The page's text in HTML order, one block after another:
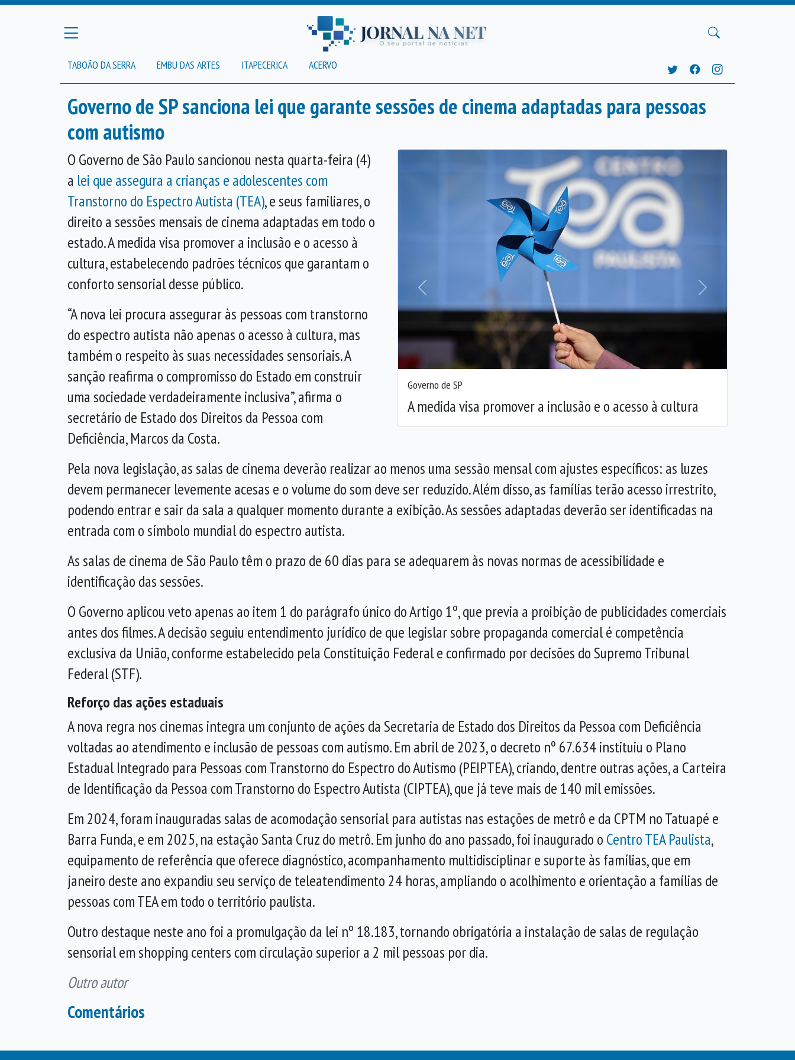
TABOÃO DA SERRA EMBU DAS ARTES ITAPECERICA ACERVO
Governo de SP sanciona lei que garante sessões de cinema adaptadas para pessoas
com autismo
Governo de SP
A medida visa promover a inclusão e o acesso à cultura
Anterior Próxima
O Governo de São Paulo sancionou nesta quarta-feira (4)
a lei que assegura a crianças e adolescentes com
Transtorno do Espectro Autista (TEA), e seus familiares, o
direito a sessões mensais de cinema adaptadas em todo o
estado. A medida visa promover a inclusão e o acesso à
cultura, estabelecendo padrões técnicos que garantam o
conforto sensorial desse público.
“A nova lei procura assegurar às pessoas com transtorno
do espectro autista não apenas o acesso à cultura, mas
também o respeito às suas necessidades sensoriais. A
sanção reafirma o compromisso do Estado em construir
uma sociedade verdadeiramente inclusiva”, afirma o
secretário de Estado dos Direitos da Pessoa com
Deficiência, Marcos da Costa.
Pela nova legislação, as salas de cinema deverão realizar ao menos uma sessão mensal com ajustes específicos: as luzes
devem permanecer levemente acesas e o volume do som deve ser reduzido. Além disso, as famílias terão acesso irrestrito,
podendo entrar e sair da sala a qualquer momento durante a exibição. As sessões adaptadas deverão ser identificadas na
entrada com o símbolo mundial do espectro autista.
As salas de cinema de São Paulo têm o prazo de 60 dias para se adequarem às novas normas de acessibilidade e
identificação das sessões.
O Governo aplicou veto apenas ao item 1 do parágrafo único do Artigo 1º, que previa a proibição de publicidades comerciais
antes dos filmes. A decisão seguiu entendimento jurídico de que legislar sobre propaganda comercial é competência
exclusiva da União, conforme estabelecido pela Constituição Federal e confirmado por decisões do Supremo Tribunal
Federal (STF).
Reforço das ações estaduais
A nova regra nos cinemas integra um conjunto de ações da Secretaria de Estado dos Direitos da Pessoa com Deficiência
voltadas ao atendimento e inclusão de pessoas com autismo. Em abril de 2023, o decreto nº 67.634 instituiu o Plano
Estadual Integrado para Pessoas com Transtorno do Espectro do Autismo (PEIPTEA), criando, dentre outras ações, a Carteira
de Identificação da Pessoa com Transtorno do Espectro Autista (CIPTEA), que já teve mais de 140 mil emissões.
Em 2024, foram inauguradas salas de acomodação sensorial para autistas nas estações de metrô e da CPTM no Tatuapé e
Barra Funda, e em 2025, na estação Santa Cruz do metrô. Em junho do ano passado, foi inaugurado o Centro TEA Paulista,
equipamento de referência que oferece diagnóstico, acompanhamento multidisciplinar e suporte às famílias, que em
janeiro deste ano expandiu seu serviço de teleatendimento 24 horas, ampliando o acolhimento e orientação a famílias de
pessoas com TEA em todo o território paulista.
Outro destaque neste ano foi a promulgação da lei nº 18.183, tornando obrigatória a instalação de salas de regulação
sensorial em shopping centers com circulação superior a 2 mil pessoas por dia.
Outro autor
Comentários